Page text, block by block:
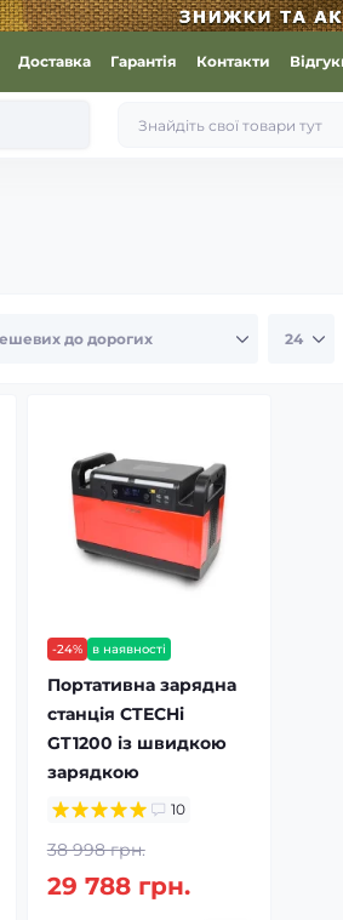
Доставка Гарантія Контакти
-24% в наявності
Портативна зарядна
станція CTECHi
GT1200 із швидкою
зарядкою
10
38 998 грн.
29 788 грн.